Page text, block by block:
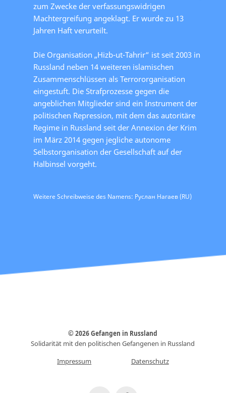
zum Zwecke der verfassungswidrigen
Machtergreifung angeklagt. Er wurde zu 13
Jahren Haft verurteilt.
Die Organisation „Hizb-ut-Tahrir“ ist seit 2003 in
Russland neben 14 weiteren islamischen
Zusammenschlüssen als Terrororganisation
eingestuft. Die Strafprozesse gegen die
angeblichen Mitglieder sind ein Instrument der
politischen Repression, mit dem das autoritäre
Regime in Russland seit der Annexion der Krim
im März 2014 gegen jegliche autonome
Selbstorganisation der Gesellschaft auf der
Halbinsel vorgeht.
Weitere Schreibweise des Namens: Руслан Нагаев (RU)
© 2026 Gefangen in Russland
Solidarität mit den politischen Gefangenen in Russland
Impressum
Datenschutz